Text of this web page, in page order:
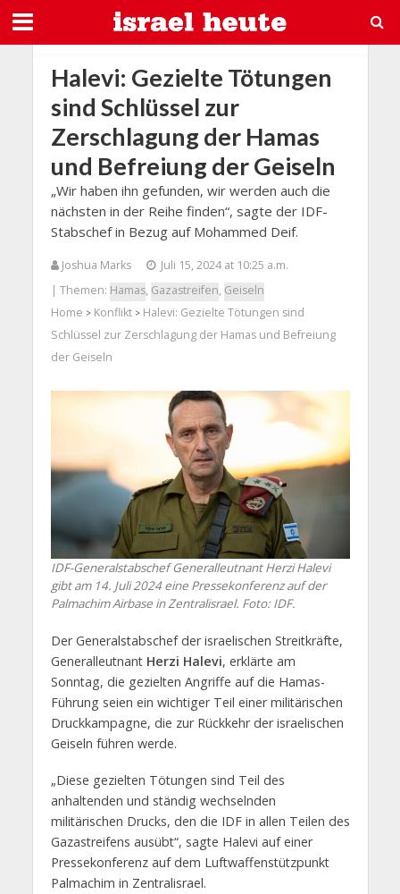
Halevi: Gezielte Tötungen
sind Schlüssel zur
Zerschlagung der Hamas
und Befreiung der Geiseln
„Wir haben ihn gefunden, wir werden auch die
nächsten in der Reihe finden“, sagte der IDF-
Stabschef in Bezug auf Mohammed Deif.
Joshua Marks
Juli 15, 2024 at 10:25 a.m.
| Themen: Hamas, Gazastreifen, Geiseln
Home > Konflikt> Halevi: Gezielte Tötungen sind
Schlüssel zur Zerschlagung der Hamas und Befreiung
der Geiseln
IDF-Generalstabschef Generalleutnant Herzi Halevi
gibt am 14. Juli 2024 eine Pressekonferenz auf der
Palmachim Airbase in Zentralisrael. Foto: IDF.
Der Generalstabschef der israelischen Streitkräfte,
Generalleutnant Herzi Halevi, erklärte am
Sonntag, die gezielten Angriffe auf die Hamas-
Führung seien ein wichtiger Teil einer militärischen
Druckkampagne, die zur Rückkehr der israelischen
Geiseln führen werde.
„Diese gezielten Tötungen sind Teil des
anhaltenden und ständig wechselnden
militärischen Drucks, den die IDF in allen Teilen des
Gazastreifens ausübt“, sagte Halevi auf einer
Pressekonferenz auf dem Luftwaffenstützpunkt
Palmachim in Zentralisrael.